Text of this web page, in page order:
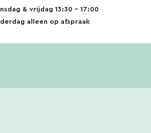
& vrijdag 13:30 – 17:00
alleen op afspraak